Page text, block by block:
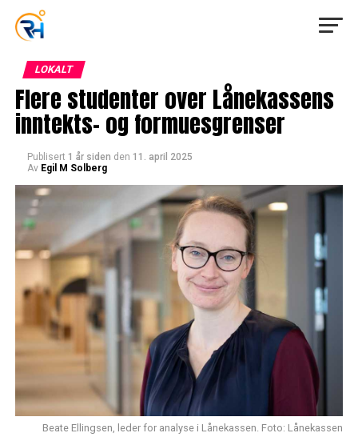
LOKALT
Flere studenter over Lånekassens
inntekts- og formuesgrenser
Publisert 1 år siden den 11. april 2025
Av Egil M Solberg
Beate Ellingsen, leder for analyse i Lånekassen. Foto: Lånekassen